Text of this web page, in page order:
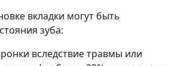
вкладки могут быть
зуба:
вследствие травмы или